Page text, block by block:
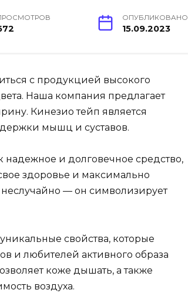
ОПУБЛИКОВАНО
15.09.2023
с продукцией высокого
Наша компания предлагает
Кинезио тейп является
мышц и суставов.
надежное и долговечное средство,
здоровье и максимально
— он символизирует
свойства, которые
и любителей активного образа
коже дышать, а также
воздуха.